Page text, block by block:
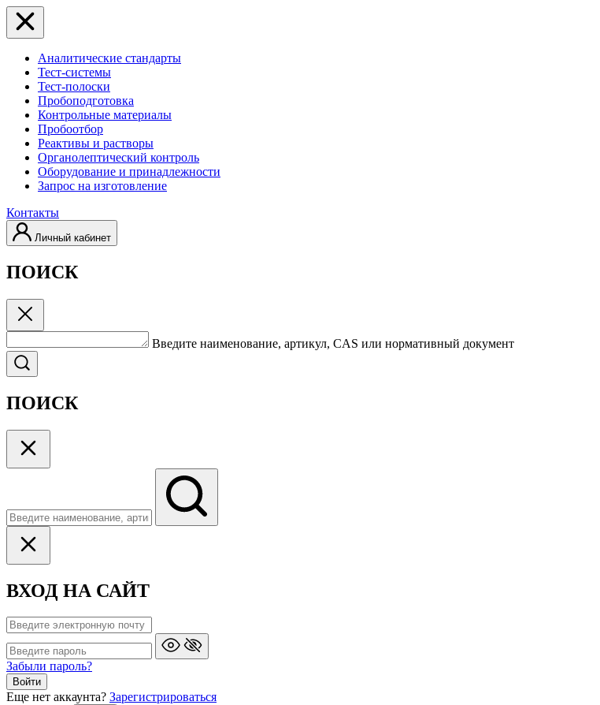
Аналитические стандарты
Тест-системы
Тест-полоски
Пробоподготовка
Контрольные материалы
Пробоотбор
Реактивы и растворы
Органолептический контроль
Оборудование и принадлежности
Запрос на изготовление
Контакты
Личный кабинет
ПОИСК
Введите наименование, артикул, CAS или нормативный документ
ПОИСК
ВХОД НА САЙТ
Забыли пароль?
Войти
Еще нет аккаунта? Зарегистрироваться